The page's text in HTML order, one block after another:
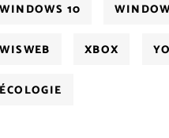
WINDOWS 10
WISWEB XBOX
ÉCOLOGIE